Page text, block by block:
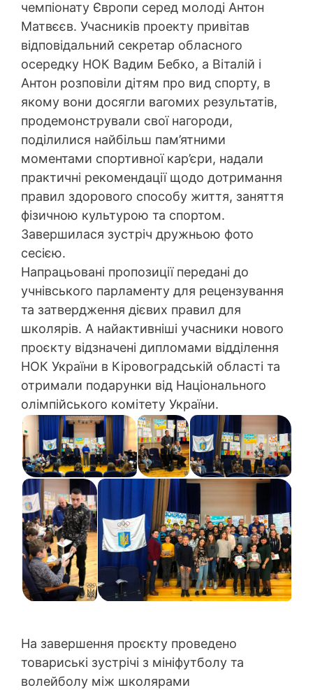
чемпіонату Європи серед молоді Антон
Матвєєв. Учасників проекту привітав
відповідальний секретар обласного
осередку НОК Вадим Бебко, а Віталій і
Антон розповіли дітям про вид спорту, в
якому вони досягли вагомих результатів,
продемонстрували свої нагороди,
поділилися найбільш пам’ятними
моментами спортивної кар’єри, надали
практичні рекомендації щодо дотримання
правил здорового способу життя, заняття
фізичною культурою та спортом.
Завершилася зустріч дружньою фото
сесією.
Напрацьовані пропозиції передані до
учнівського парламенту для рецензування
та затвердження дієвих правил для
школярів. А найактивніші учасники нового
проєкту відзначені дипломами відділення
НОК України в Кіровоградській області та
отримали подарунки від Національного
олімпійського комітету України.
На завершення проєкту проведено
товариські зустрічі з мініфутболу та
волейболу між школярами